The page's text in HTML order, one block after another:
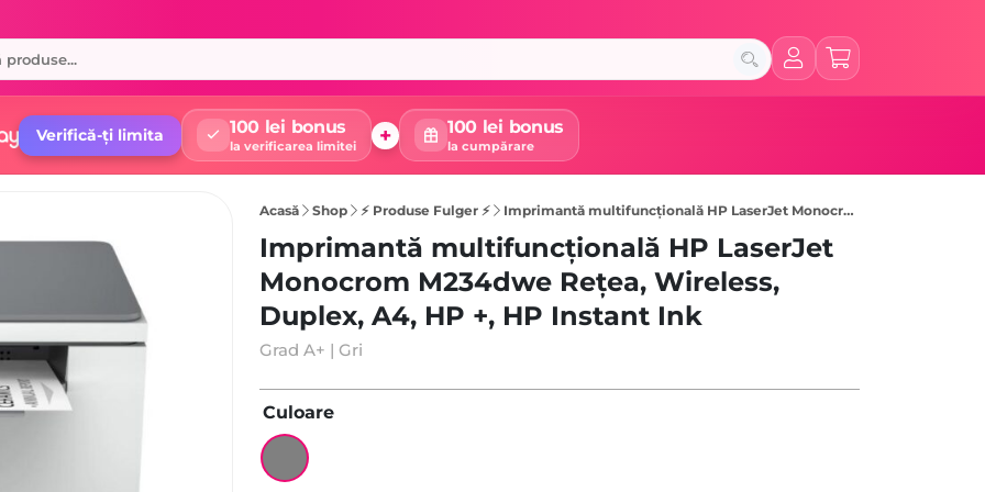
Verifică-ți limita 100 lei bonus
la verificarea limitei + 100 lei bonus
la cumpărare
Acasă Shop ⚡ Produse Fulger ⚡ Imprimantă multifuncțională HP LaserJet Monocrom M234dwe Rețea, Wireless, Duplex, A4, HP +, HP Instant Ink, Gri
Imprimantă multifuncțională HP LaserJet
Monocrom M234dwe Rețea, Wireless,
Duplex, A4, HP +, HP Instant Ink
Grad A+ | Gri
Culoare